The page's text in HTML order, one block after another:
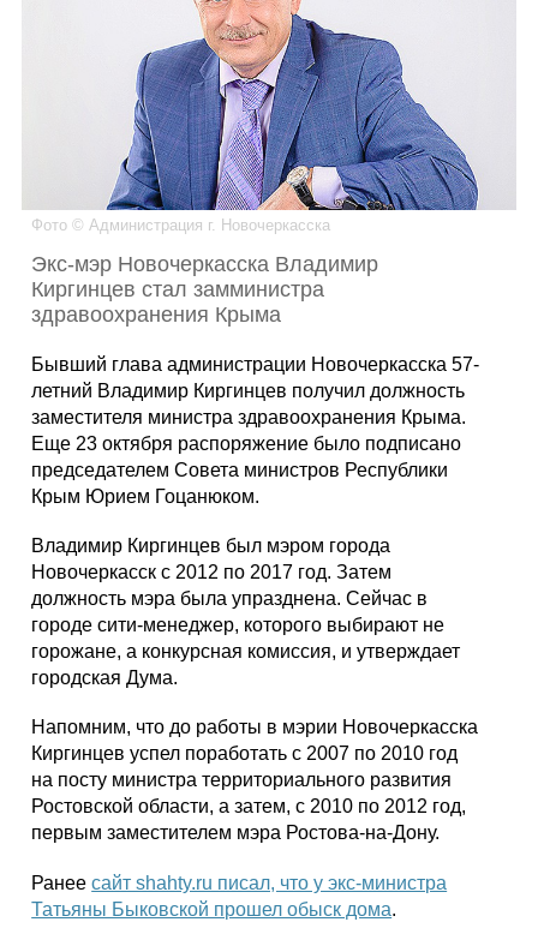
Инфо
Гороскоп
Фотогалерея
Фото © Администрация г. Новочеркасска
Экс-мэр Новочеркасска Владимир
Киргинцев стал замминистра
здравоохранения Крыма
Бывший глава администрации Новочеркасска 57-
летний Владимир Киргинцев получил должность
заместителя министра здравоохранения Крыма.
Еще 23 октября распоряжение было подписано
председателем Совета министров Республики
Крым Юрием Гоцанюком.
Владимир Киргинцев был мэром города
Новочеркасск с 2012 по 2017 год. Затем
должность мэра была упразднена. Сейчас в
городе сити-менеджер, которого выбирают не
горожане, а конкурсная комиссия, и утверждает
городская Дума.
Напомним, что до работы в мэрии Новочеркасска
Киргинцев успел поработать с 2007 по 2010 год
на посту министра территориального развития
Ростовской области, а затем, с 2010 по 2012 год,
первым заместителем мэра Ростова-на-Дону.
Ранеесайт shahty.ru писал, что у экс-министра
Татьяны Быковской прошел обыск дома.